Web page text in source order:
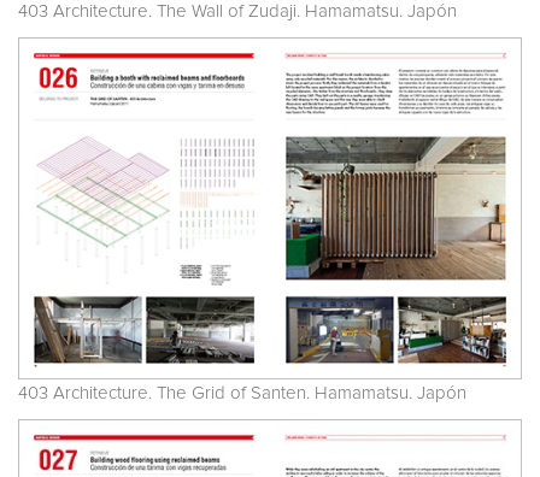
403 Architecture. The Wall of Zudaji. Hamamatsu. Japón
403 Architecture. The Grid of Santen. Hamamatsu. Japón